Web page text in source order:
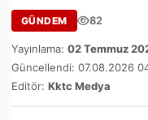
GÜNDEM 82
Yayınlama: 02 Temmuz
Güncellendi: 07.08.2026
Editör: Kktc Medya